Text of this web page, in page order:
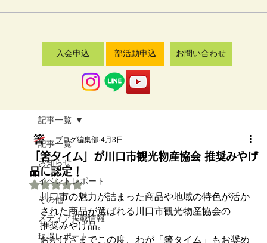
お問い合わせ
部活動申込
入会申込
記事一覧
お知らせ
イベントレポート
その他
メディア掲載情報
現場レポート
記事一覧
「箸タイム」が川口市観光物産協会 推奨みやげ
品に認定！
ブログ編集部 4月3日
5つ星のうちNaNと評価されています。
川口市の魅力が詰まった商品や地域の特色が活か
された商品が選ばれる川口市観光物産協会の
推奨みやげ品。
おかげさまでこの度、わが「箸タイム」もお奨め